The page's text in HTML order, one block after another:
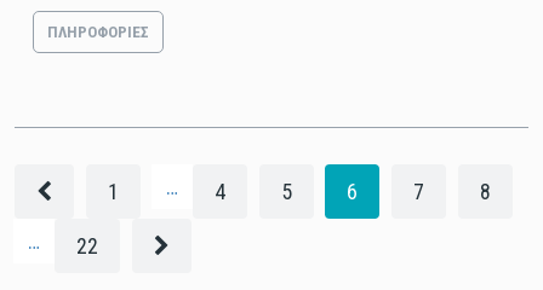
ΠΛΗΡΟΦΟΡΊΕΣ
1 … 4 5 6 7
8
…
22